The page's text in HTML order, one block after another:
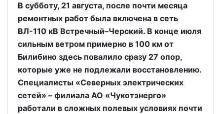
В субботу, 21 августа, после почти месяца
ремонтных работ была включена в сеть
ВЛ-110 кВ Встречный–Черский. В конце июля
сильным ветром примерно в 100 км от
Билибино здесь повалило сразу 27 опор,
которые уже не подлежали восстановлению.
Специалисты «Северных электрических
сетей» – филиала АО «Чукотэнерго»
работали в сложных полевых условиях почти